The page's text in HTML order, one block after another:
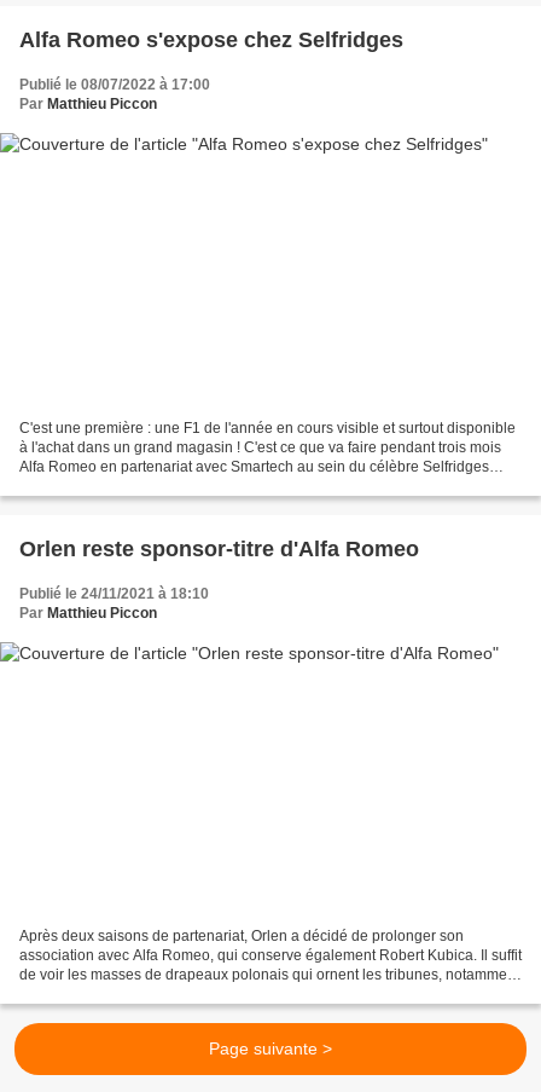
Alfa Romeo s'expose chez Selfridges
Publié le 08/07/2022 à 17:00
Par Matthieu Piccon
C'est une première : une F1 de l'année en cours visible et surtout disponible
à l'achat dans un grand magasin ! C'est ce que va faire pendant trois mois
Alfa Romeo en partenariat avec Smartech au sein du célèbre Selfridges
Orlen reste sponsor-titre d'Alfa Romeo
Publié le 24/11/2021 à 18:10
Par Matthieu Piccon
Après deux saisons de partenariat, Orlen a décidé de prolonger son
association avec Alfa Romeo, qui conserve également Robert Kubica. Il suffit
de voir les masses de drapeaux polonais qui ornent les tribunes, notamment
Page suivante >